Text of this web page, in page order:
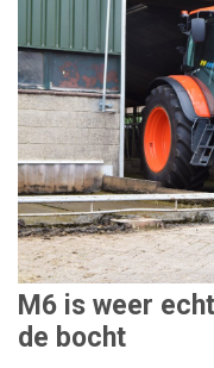
M6 is weer
de bocht